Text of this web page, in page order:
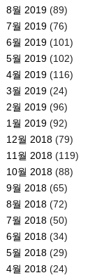
8월 2019(89)
7월 2019(76)
6월 2019(101)
5월 2019(102)
4월 2019(116)
3월 2019(24)
2월 2019(96)
1월 2019(92)
12월 2018(79)
11월 2018(119)
10월 2018(88)
9월 2018(65)
8월 2018(72)
7월 2018(50)
6월 2018(34)
5월 2018(29)
4월 2018(24)